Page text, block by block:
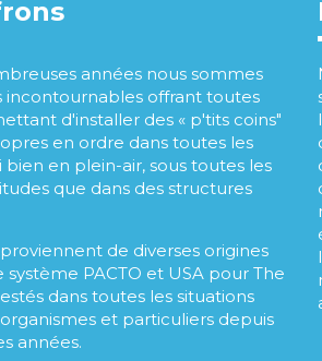
années nous sommes
incontournables offrant toutes
d'installer des « p'tits coins"
en ordre dans toutes les
bien en plein-air, sous toutes les
que dans des structures
de diverses origines
système PACTO et USA pour The
dans toutes les situations
et particuliers depuis
années.